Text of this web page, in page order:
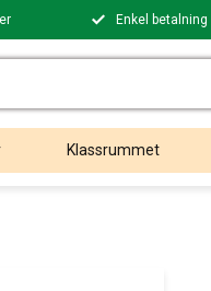
Enkel betalning
Klassrummet